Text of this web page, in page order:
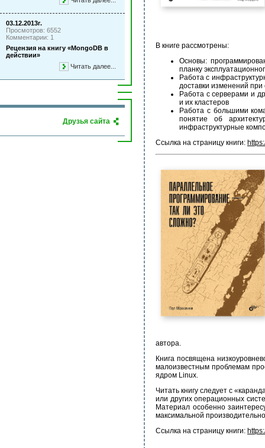
03.12.2013г.
Просмотров: 6552
Комментарии: 1
Рецензия на книгу «MongoDB в
действии»
Читать далее...
Друзья сайта
В книге рассмотрены:
Основы:
планку
Работа с
доставки изменений
Работа с серверами и
и их кластеров
Работа с большими
понятие об
инфраструктурные
Ссылка на страницу книги:
автора.
Книга посвящена
малоизвестным проблемам
ядром Linux.
Читать книгу следует с
или других операционных
Материал особенно
максимальной
Ссылка на страницу книги: